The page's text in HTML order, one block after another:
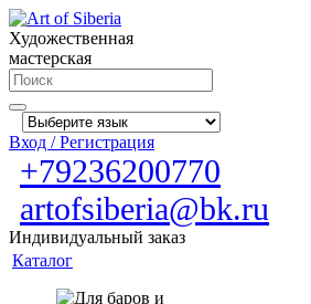
Художественная
мастерская
Вход / Регистрация
+79236200770
artofsiberia@bk.ru
Индивидуальный заказ
Каталог